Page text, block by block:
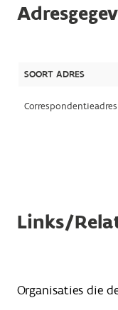
SOORT ADRES
Correspondentieadres
Links/
Organisaties die